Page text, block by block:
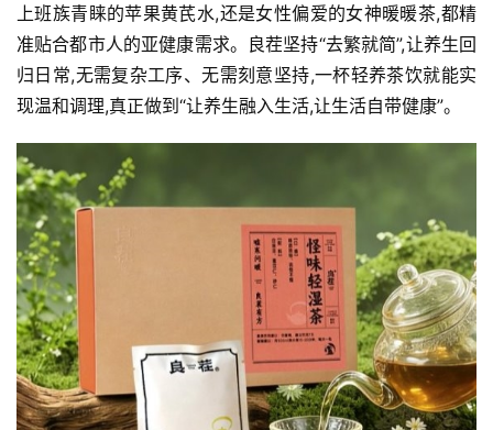
上班族青睐的苹果黄芪水,还是女性偏爱的女神暖暖茶,都精
准贴合都市人的亚健康需求。良茬坚持“去繁就简”,让养生回
归日常,无需复杂工序、无需刻意坚持,一杯轻养茶饮就能实
现温和调理,真正做到“让养生融入生活,让生活自带健康”。